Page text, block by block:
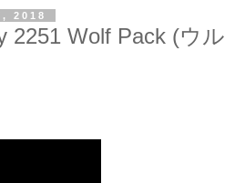
2018
2251 Wolf Pack (ウル